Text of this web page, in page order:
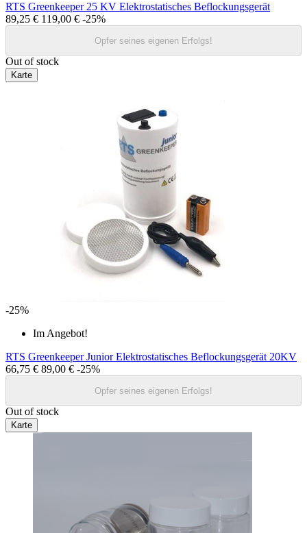
RTS Greenkeeper 25 KV Elektrostatisches Beflockungsgerät
89,25 € 119,00 € -25%
Opfer seines eigenen Erfolgs!
Out of stock
Karte
-25%
Im Angebot!
RTS Greenkeeper Junior Elektrostatisches Beflockungsgerät 20KV
66,75 € 89,00 € -25%
Opfer seines eigenen Erfolgs!
Out of stock
Karte